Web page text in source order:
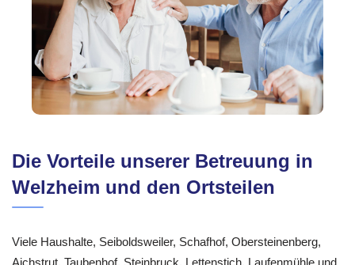
Die Vorteile unserer Betreuung in
Welzheim und den Ortsteilen
Viele Haushalte, Seiboldsweiler, Schafhof, Obersteinenberg,
Aichstrut, Taubenhof, Steinbruck, Lettenstich, Laufenmühle und